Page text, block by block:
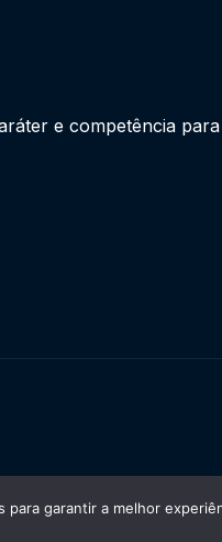
e competência
para garantir a melhor